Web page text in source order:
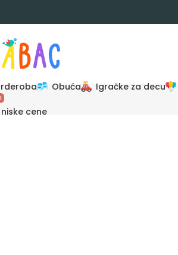
Obuća Igračke za decu
cene